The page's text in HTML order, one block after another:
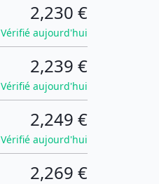
2,230 €
Vérifié aujourd'hui
2,239 €
Vérifié aujourd'hui
2,249 €
Vérifié aujourd'hui
2,269 €